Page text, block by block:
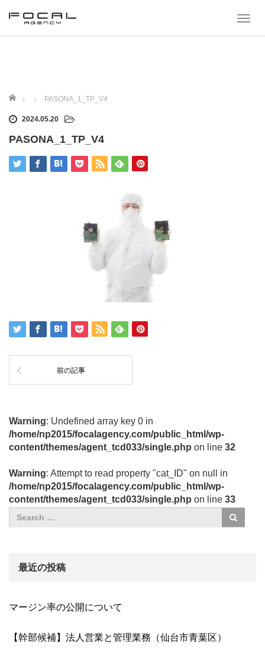
T
ホーム PASONA_1_TP_V4
2024.05.20
PASONA_1_TP_V4
前の記事
Warning: Undefined array key 0 in
/home/np2015/focalagency.com/public_html/wp-
content/themes/agent_tcd033/single.php on line 32
Warning: Attempt to read property "cat_ID" on null in
/home/np2015/focalagency.com/public_html/wp-
content/themes/agent_tcd033/single.php on line 33
最近の投稿
マージン率の公開について
【幹部候補】法人営業と管理業務（仙台市青葉区）